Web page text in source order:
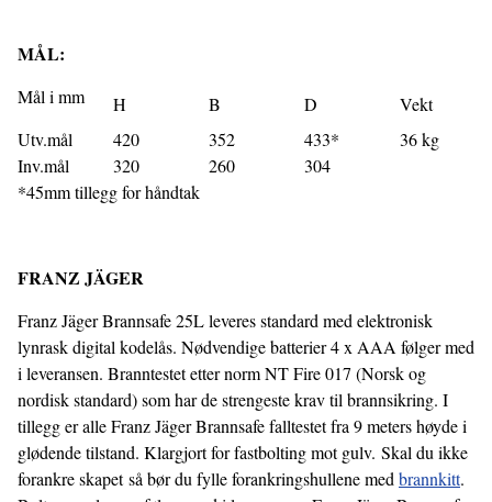
MÅL:
Mål i mm H B D
Vekt
Utv.mål
420 352 433*
36 kg
Inv.mål
320 260
304
*45mm tillegg for håndtak
FRANZ JÄGER
Franz Jäger Brannsafe 25L leveres standard med elektronisk
lynrask digital kodelås. Nødvendige batterier 4 x AAA følger med
i leveransen. Branntestet etter norm NT Fire 017 (Norsk og
nordisk standard) som har de strengeste krav til brannsikring. I
tillegg er alle Franz Jäger Brannsafe falltestet fra 9 meters høyde i
glødende tilstand. Klargjort for fastbolting mot gulv. Skal du ikke
forankre skapet så bør du fylle forankringshullene medbrannkitt.